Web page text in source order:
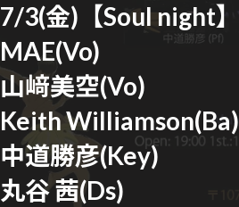
7/3(金)【Soul night】
MAE(Vo)
山﨑美空(Vo)
Keith Williamson(Ba)
中道勝彦(Key)
丸谷 茜(Ds)